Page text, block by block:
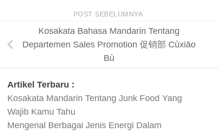
POST SEBELUMNYA
Kosakata Bahasa Mandarin Tentang
Departemen Sales Promotion 促销部 Cùxiāo
Bù
Artikel Terbaru :
Kosakata Mandarin Tentang Junk Food Yang
Wajib Kamu Tahu
Mengenal Berbagai Jenis Energi Dalam